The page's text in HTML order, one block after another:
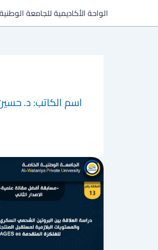
المحتوى
الواحة الأكاديمية للجامعة
اسم الكاتب: د.
دراسة
العلاقة
بين
البروتين
السكري
Lipoprotein